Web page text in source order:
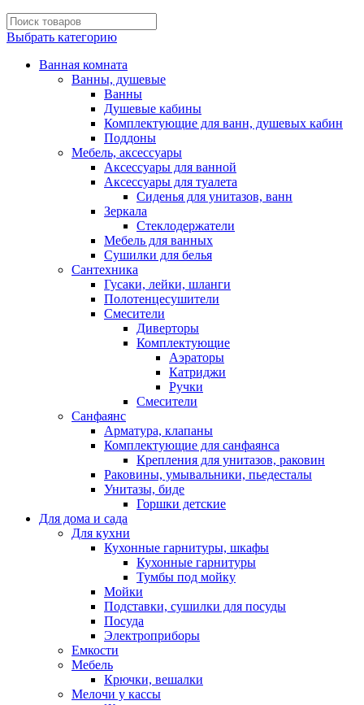
Выбрать категорию
Ванная комната
Ванны, душевые
Ванны
Душевые кабины
Комплектующие для ванн, душевых кабин
Поддоны
Мебель, аксессуары
Аксессуары для ванной
Аксессуары для туалета
Сиденья для унитазов, ванн
Зеркала
Стеклодержатели
Мебель для ванных
Сушилки для белья
Сантехника
Гусаки, лейки, шланги
Полотенцесушители
Смесители
Диверторы
Комплектующие
Аэраторы
Катриджи
Ручки
Смесители
Санфаянс
Арматура, клапаны
Комплектующие для санфаянса
Крепления для унитазов, раковин
Раковины, умывальники, пьедесталы
Унитазы, биде
Горшки детские
Для дома и сада
Для кухни
Кухонные гарнитуры, шкафы
Кухонные гарнитуры
Тумбы под мойку
Мойки
Подставки, сушилки для посуды
Посуда
Электроприборы
Емкости
Мебель
Крючки, вешалки
Мелочи у кассы